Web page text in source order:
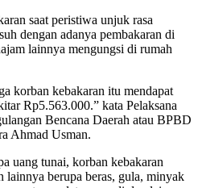
saat peristiwa unjuk rasa
dengan adanya pembakaran di
lainnya mengungsi di rumah
korban kebakaran itu mendapat
Rp5.563.000.” kata Pelaksana
Bencana Daerah atau BPBD
Ahmad Usman.
uang tunai, korban kebakaran
lainnya berupa beras, gula, minyak